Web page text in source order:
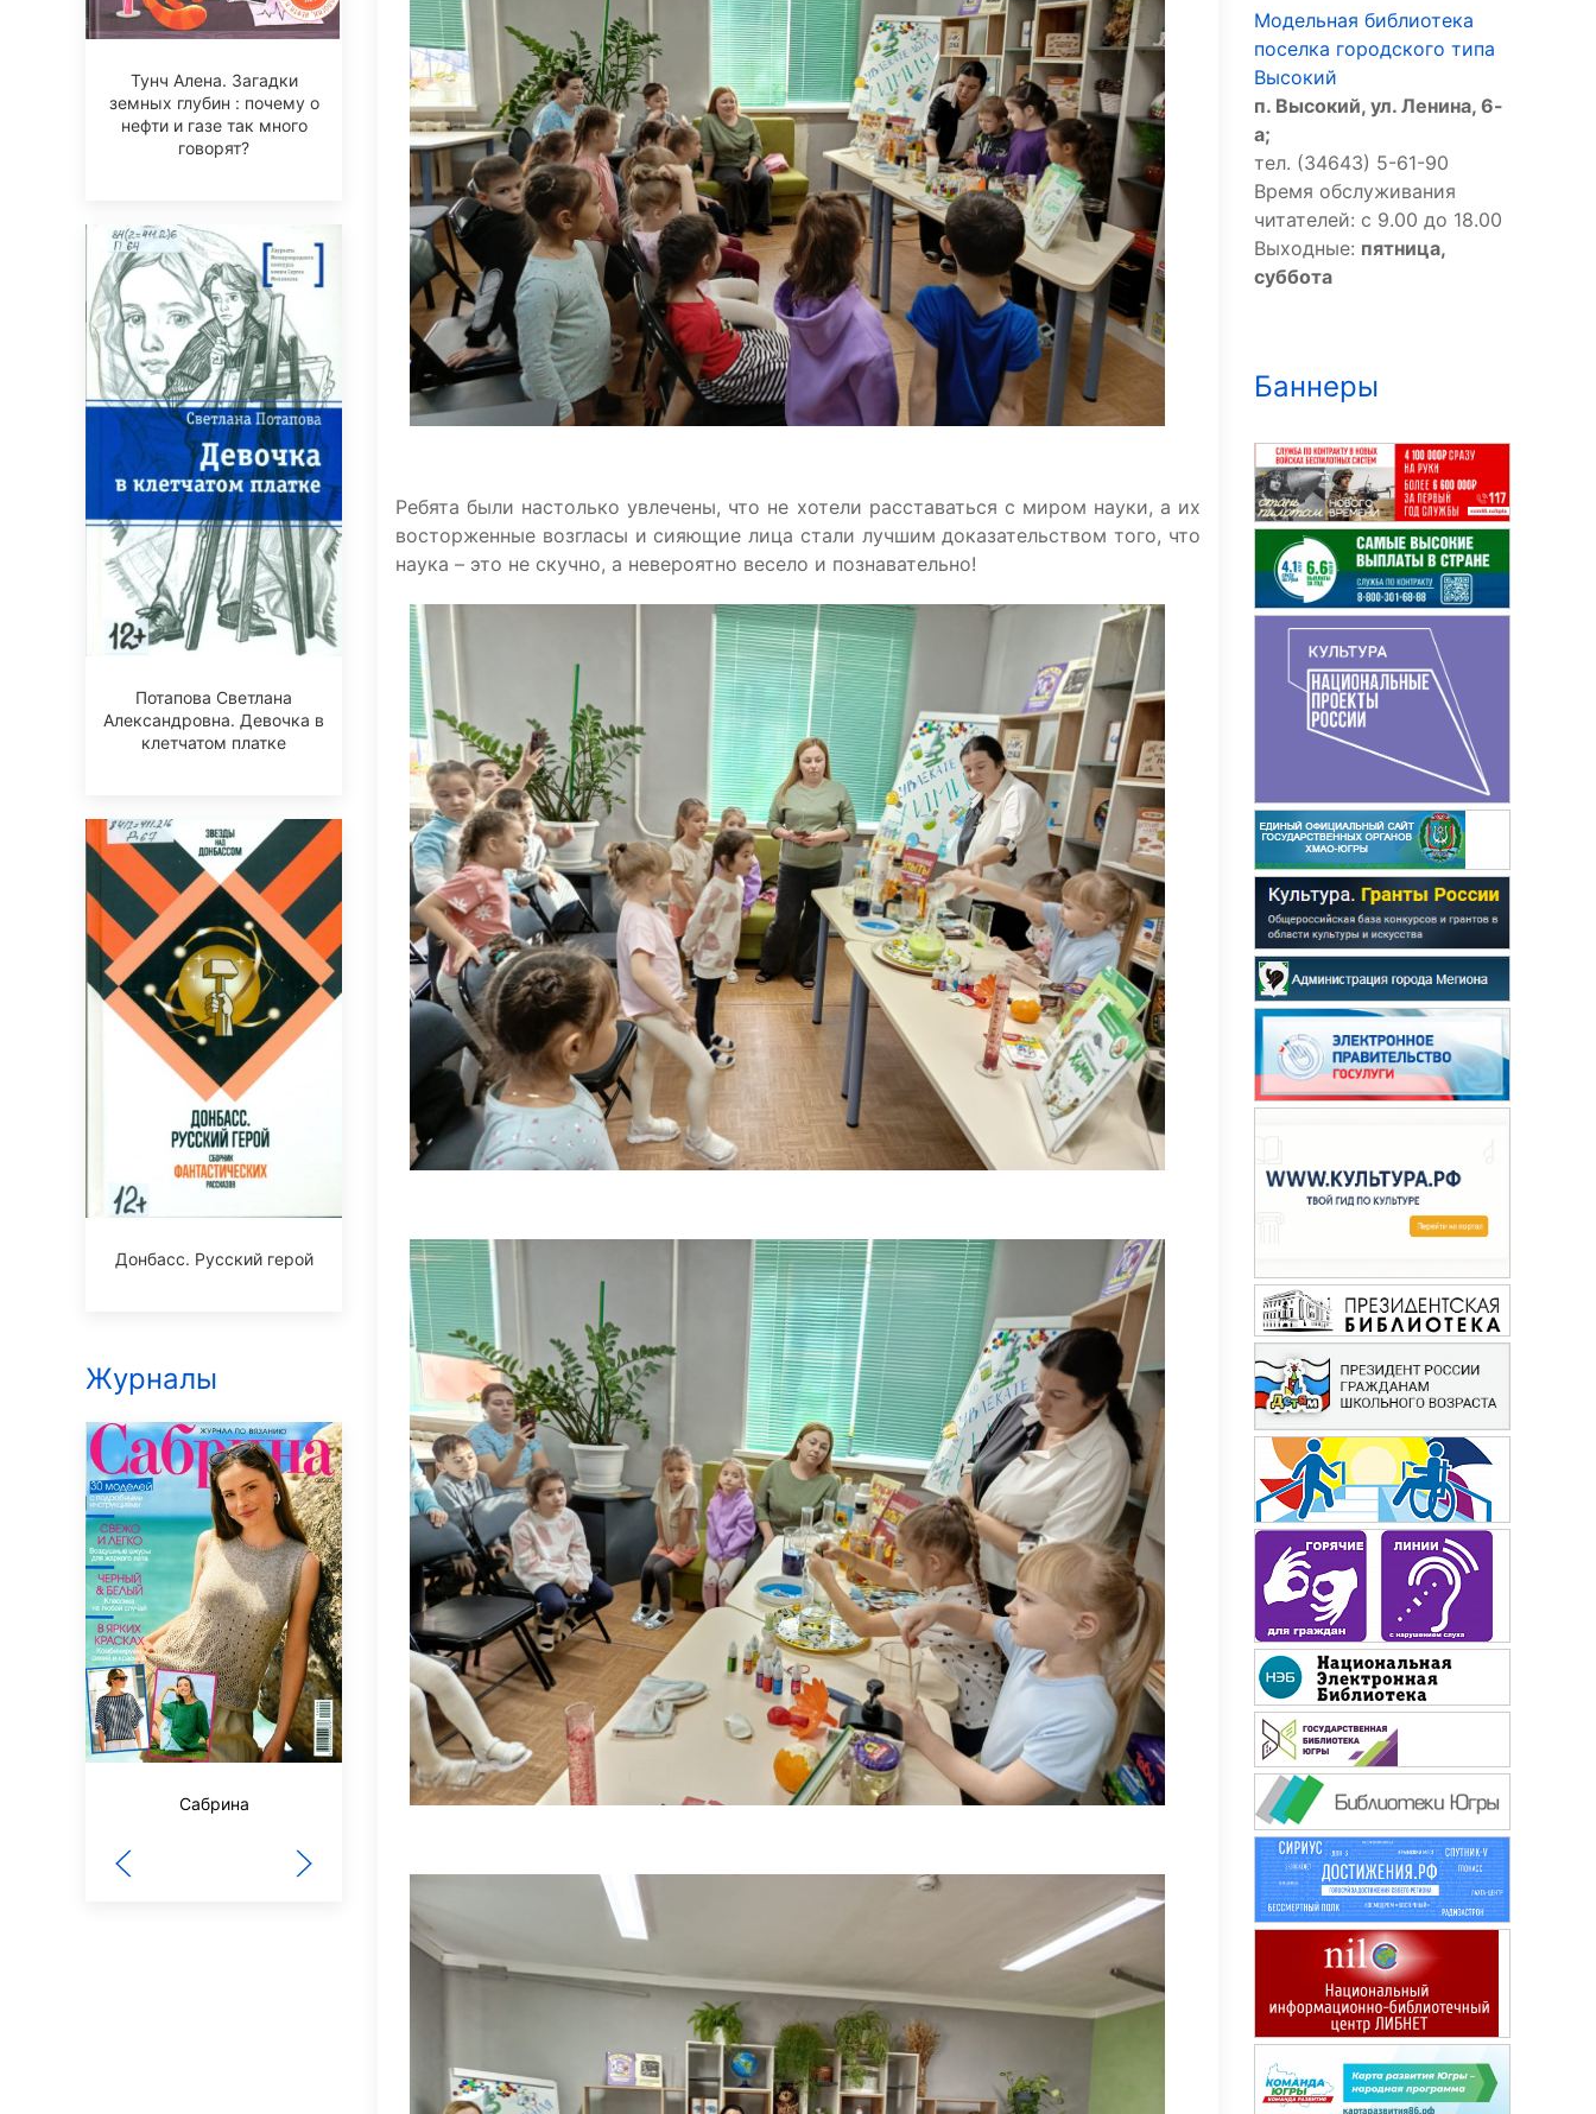
Тунч Алена. Загадки
земных глубин : почему о
нефти и газе так много
говорят?
Потапова Светлана
Александровна. Девочка в
клетчатом платке
Донбасс. Русский герой
Журналы
Сабрина
Чудеса и приключения
Здоровье
Сибирячок
Ребята были настолько увлечены, что не хотели расставаться с миром науки, а их
восторженные возгласы и сияющие лица стали лучшим доказательством того, что
наука – это не скучно, а невероятно весело и познавательно!
Модельная библиотека
поселка городского типа
Высокий
п. Высокий, ул. Ленина, 6-
а;
тел. (34643) 5-61-90
Время обслуживания
читателей: с 9.00 до 18.00
Выходные: пятница,
суббота
Баннеры